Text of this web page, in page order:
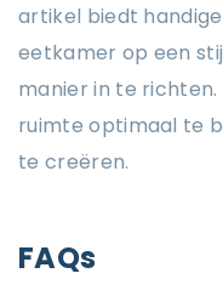
artikel biedt
eetkamer op een
manier in te
ruimte optimaal te
te creëren.
FAQs